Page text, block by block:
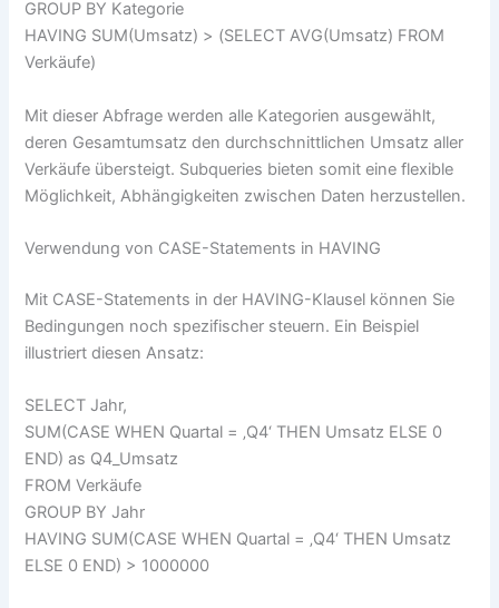
GROUP BY Kategorie
HAVING SUM(Umsatz) > (SELECT AVG(Umsatz) FROM
Verkäufe)
Mit dieser Abfrage werden alle Kategorien ausgewählt,
deren Gesamtumsatz den durchschnittlichen Umsatz aller
Verkäufe übersteigt. Subqueries bieten somit eine flexible
Möglichkeit, Abhängigkeiten zwischen Daten herzustellen.
Verwendung von CASE-Statements in HAVING
Mit CASE-Statements in der HAVING-Klausel können Sie
Bedingungen noch spezifischer steuern. Ein Beispiel
illustriert diesen Ansatz:
SELECT Jahr,
SUM(CASE WHEN Quartal = ‚Q4‘ THEN Umsatz ELSE 0
END) as Q4_Umsatz
FROM Verkäufe
GROUP BY Jahr
HAVING SUM(CASE WHEN Quartal = ‚Q4‘ THEN Umsatz
ELSE 0 END) > 1000000